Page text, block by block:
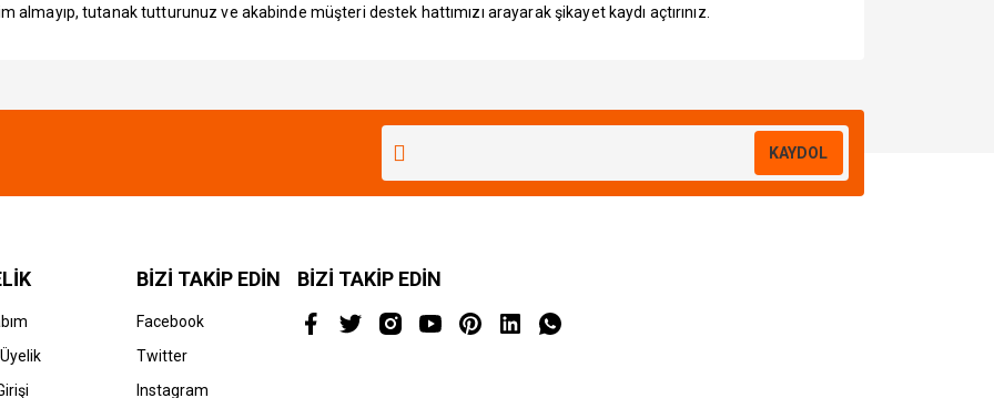
tutanak tutturunuz ve akabinde müşteri destek hattımızı arayarak şikayet kaydı açtırınız.
KAYDOL
BİZİ TAKİP EDİN
Facebook
Twitter
Instagram
BİZİ TAKİP EDİN